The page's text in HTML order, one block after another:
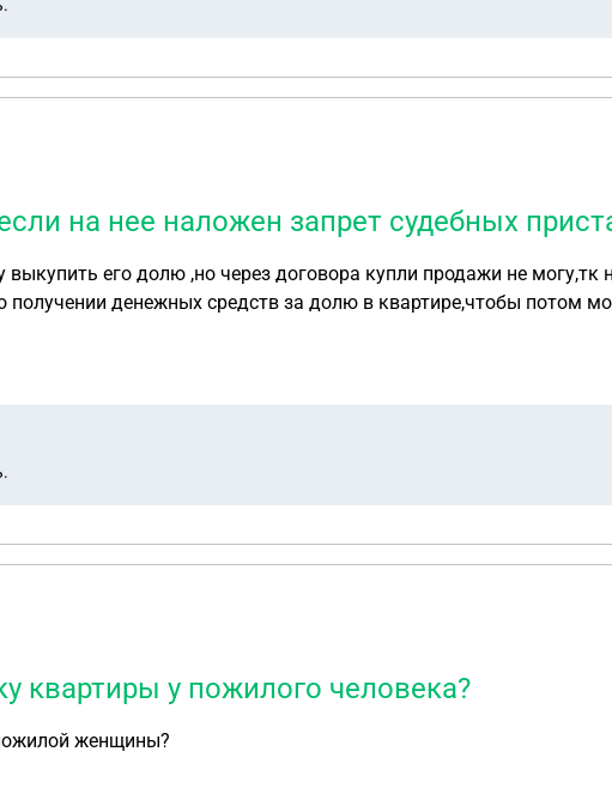
на нее наложен запрет судебных
получении денежных средств за долю в квартире,чтобы потом
квартиры у пожилого человека?
женщины?